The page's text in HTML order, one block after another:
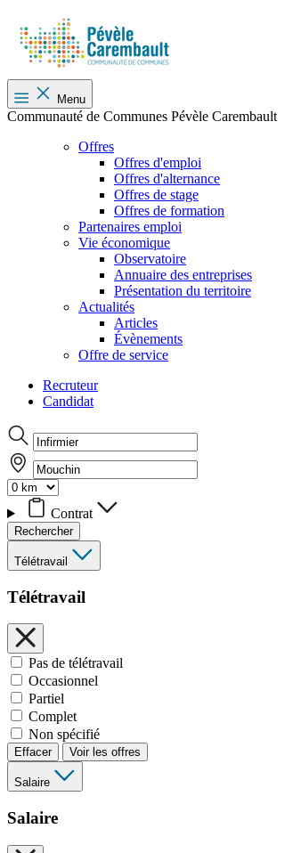
Menu
Communauté de Communes Pévèle Carembault
Offres
Offres d'emploi
Offres d'alternance
Offres de stage
Offres de formation
Partenaires emploi
Vie économique
Observatoire
Annuaire des entreprises
Présentation du territoire
Actualités
Articles
Évènements
Offre de service
Recruteur
Candidat
Contrat
Rechercher
Télétravail
Télétravail
Pas de télétravail
Occasionnel
Partiel
Complet
Non spécifié
Effacer Voir les offres
Salaire
Salaire